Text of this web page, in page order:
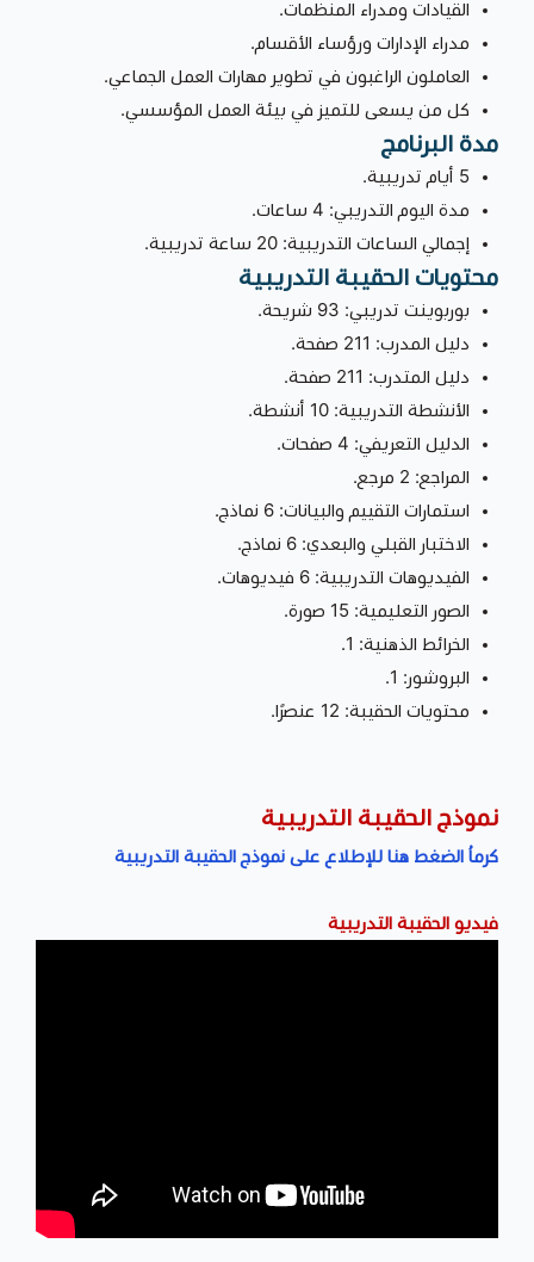
القيادات ومدراء المنظمات.
مدراء الإدارات ورؤساء الأقسام.
العاملون الراغبون في تطوير مهارات العمل الجماعي.
كل من يسعى للتميز في بيئة العمل المؤسسي.
مدة البرنامج
5 أيام تدريبية.
مدة اليوم التدريبي: 4 ساعات.
إجمالي الساعات التدريبية: 20 ساعة تدريبية.
محتويات الحقيبة التدريبية
بوربوينت تدريبي: 93 شريحة.
دليل المدرب: 211 صفحة.
دليل المتدرب: 211 صفحة.
الأنشطة التدريبية: 10 أنشطة.
الدليل التعريفي: 4 صفحات.
المراجع: 2 مرجع.
استمارات التقييم والبيانات: 6 نماذج.
الاختبار القبلي والبعدي: 6 نماذج.
الفيديوهات التدريبية: 6 فيديوهات.
الصور التعليمية: 15 صورة.
الخرائط الذهنية: 1.
البروشور: 1.
محتويات الحقيبة: 12 عنصرًا.
نموذج الحقيبة التدريبية
كرماُ الضغط هنا للإطلاع على نموذج الحقيبة التدريبية
فيديو الحقيبة التدريبية